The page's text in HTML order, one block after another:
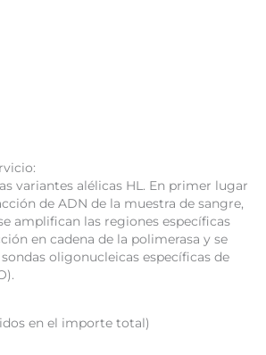
variantes alélicas HL. En primer lugar
de ADN de la muestra de sangre,
amplifican las regiones específicas
en cadena de la polimerasa y se
oligonucleicas específicas de
en el importe total)